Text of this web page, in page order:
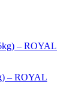
– ROYAL